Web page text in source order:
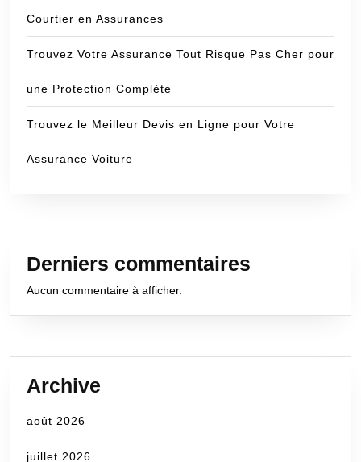
Courtier en Assurances
Trouvez Votre Assurance Tout Risque Pas Cher pour
une Protection Complète
Trouvez le Meilleur Devis en Ligne pour Votre
Assurance Voiture
Derniers commentaires
Aucun commentaire à afficher.
Archive
août 2026
juillet 2026